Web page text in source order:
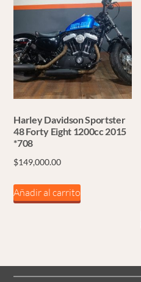
Harley Davidson Sportster
48 Forty Eight 1200cc 2015
*708
$149,000.00
Añadir al carrito